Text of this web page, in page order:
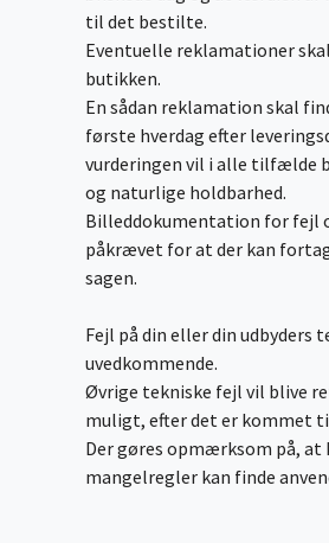
til det bestilte.
Eventuelle reklamationer
butikken.
En sådan reklamation skal
første hverdag efter
vurderingen vil i alle tilfælde
og naturlige holdbarhed.
Billeddokumentation for fejl
påkrævet for at der kan
sagen.
Fejl på din eller din udbyders
uvedkommende.
Øvrige tekniske fejl vil blive
muligt, efter det er kommet
Der gøres opmærksom på, at
mangelregler kan finde